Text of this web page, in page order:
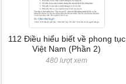
112 Điều hiểu biết về phong tục
Việt Nam (Phần 2)
480 lượt xem